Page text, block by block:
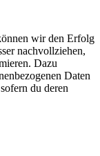
wir den Erfolg
nachvollziehen,
Dazu
Daten
du deren